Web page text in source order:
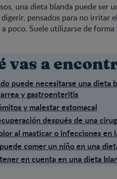
una dieta blanda puede ser
pensados para no irritar
poco. Suele utilizarse de
vas a
puede necesitarse una dieta
y gastroenteritis
y malestar estomacal
después de una
al masticar o infecciones en
comer un niño en una
en cuenta en una dieta